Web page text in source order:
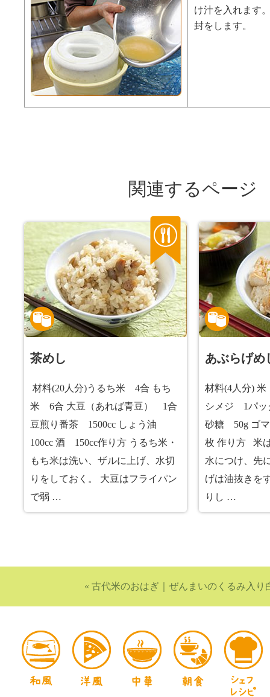
け汁を入れます
封をします。
関連するページ
茶めし
材料(20人分)うるち米 4合 もち
米 6合 大豆（あれば青豆） 1合
豆煎り番茶 1500cc しょう油
100cc 酒 150cc作り方 うるち米・
もち米は洗い、ザルに上げ、水切
りをしておく。 大豆はフライパン
で弱 …
あぶらげめ
材料(4人分)
シメジ 1パッ
砂糖 50g ゴ
枚 作り方 米
水につけ、先
げは油抜きを
りし …
« 古代米のおはぎ ぜんまいのくるみ入り